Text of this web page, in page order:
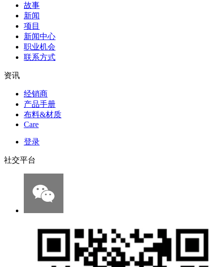
故事
新闻
项目
新闻中心
职业机会
联系方式
资讯
经销商
产品手册
布料&材质
Care
登录
社交平台